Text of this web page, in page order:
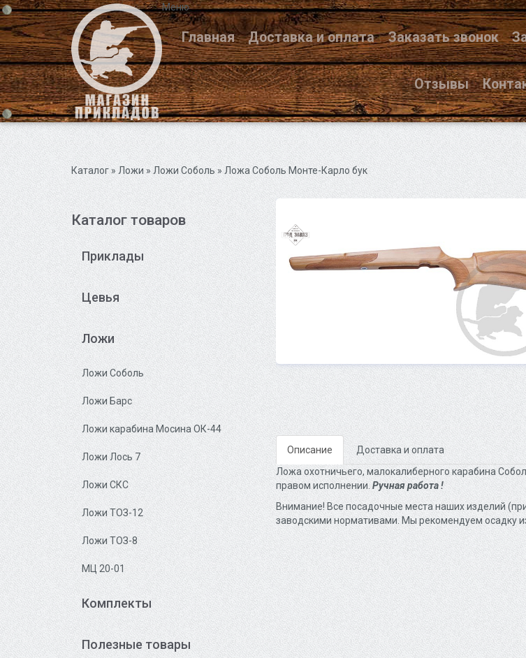
Меню
Главная Доставка и оплата Заказать звонок
Отзывы
Каталог» Ложи »Ложи Соболь» Ложа Соболь Монте-Карло бук
Каталог товаров
Приклады
Цевья
Ложи
Ложи Соболь
Ложи Барс
Ложи карабина Мосина ОК-44
Ложи Лось 7
Ложи СКС
Ложи ТОЗ-12
Ложи ТОЗ-8
МЦ 20-01
Комплекты
Полезные товары
Описание
Доставка и оплата
Ложа охотничьего, малокалиберного карабина
правом исполнении.Ручная работа !
Внимание! Все посадочные места наших изделий
заводскими нормативами. Мы рекомендуем осадку